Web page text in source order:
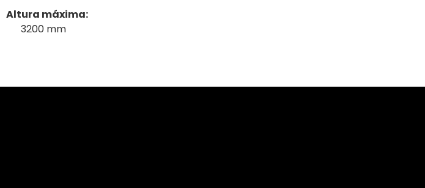
Altura máxima:
3200 mm